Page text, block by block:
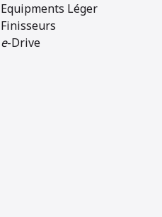
Equipments Léger
Finisseurs
e-Drive